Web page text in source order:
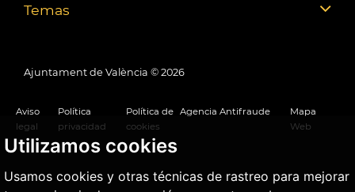
Utilizamos cookies
Usamos cookies y otras técnicas de rastreo para mejorar
Temas
Ajuntament de València © 2026
Aviso
legal
Política
privacidad
Política de
cookies
Agencia Antifraude
Mapa
Web